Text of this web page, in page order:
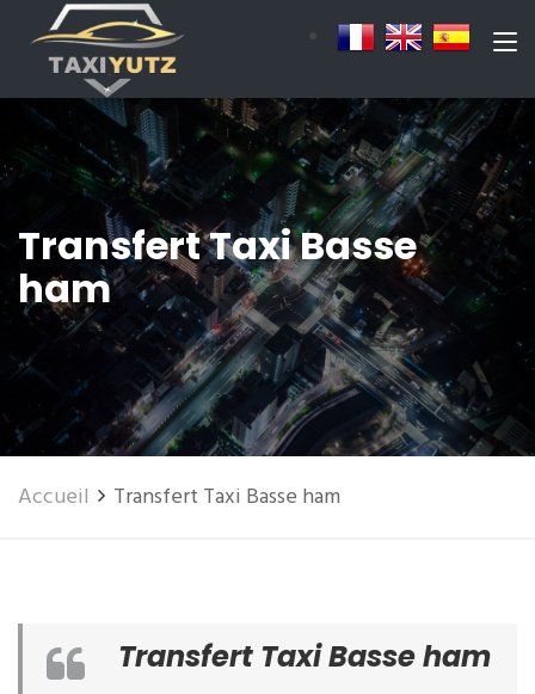
Transfert Taxi Basse
ham
Accueil Transfert Taxi Basse ham
Transfert Taxi Basse ham